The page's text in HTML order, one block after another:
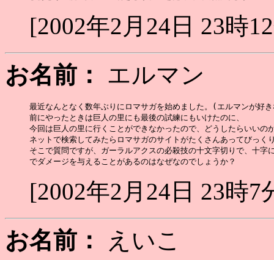
[2002年2月24日 23時
お名前：
エルマン
最近なんとなく数年ぶりにロマサガを始めました。(エルマンが好
前にやったときは巨人の里にも最後の試練にもいけたのに、
今回は巨人の里に行くことができなかったので、どうしたらいいの
ネットで検索してみたらロマサガのサイトがたくさんあってびっく
そこで質問ですが、ガーラルアクスの必殺技の十文字切りで、十字
[2002年2月24日 23時7
お名前：
えいこ